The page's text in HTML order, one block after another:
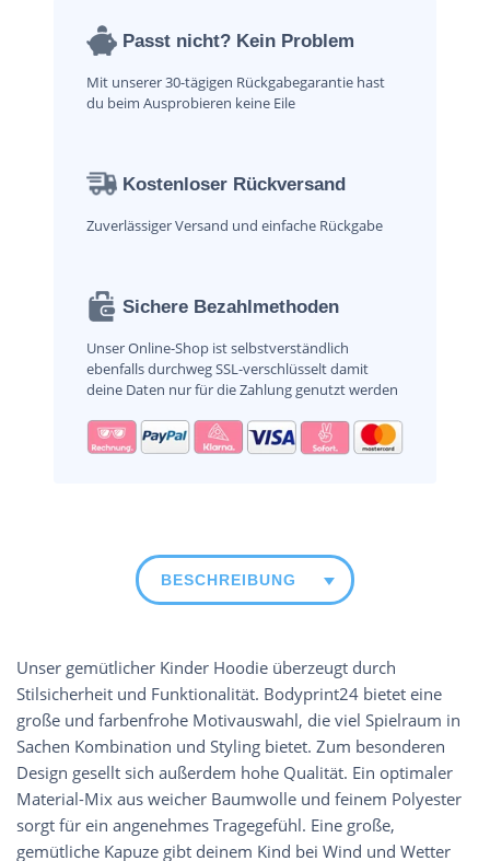
Passt nicht? Kein Problem
Mit unserer 30-tägigen Rückgabegarantie hast
du beim Ausprobieren keine Eile
Kostenloser Rückversand
Zuverlässiger Versand und einfache Rückgabe
Sichere Bezahlmethoden
Unser Online-Shop ist selbstverständlich
ebenfalls durchweg SSL-verschlüsselt damit
deine Daten nur für die Zahlung genutzt werden
BESCHREIBUNG
Unser gemütlicher Kinder Hoodie überzeugt durch
Stilsicherheit und Funktionalität. Bodyprint24 bietet eine
große und farbenfrohe Motivauswahl, die viel Spielraum in
Sachen Kombination und Styling bietet. Zum besonderen
Design gesellt sich außerdem hohe Qualität. Ein optimaler
Material-Mix aus weicher Baumwolle und feinem Polyester
sorgt für ein angenehmes Tragegefühl. Eine große,
gemütliche Kapuze gibt deinem Kind bei Wind und Wetter